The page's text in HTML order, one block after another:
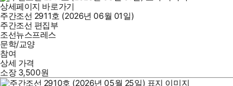
상세페이지 바로가기
주간조선 2911호 (2026년 06월 01일)
주간조선 편집부
조선뉴스프레스
문학/교양
참여
상세 가격
소장 3,500원